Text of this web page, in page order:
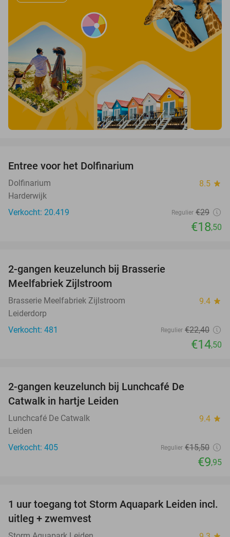
Entree voor het Dolfinarium
Dolfinarium 8.5 star
Harderwijk
Verkocht: 20.419
Regulier €29
€18,50
2-gangen keuzelunch bij Brasserie
Meelfabriek Zijlstroom
Brasserie Meelfabriek Zijlstroom 9.4 star
Leiderdorp
Verkocht: 481
Regulier €22,40
€14,50
2-gangen keuzelunch bij Lunchcafé De
Catwalk in hartje Leiden
Lunchcafé De Catwalk 9.4 star
Leiden
Verkocht: 405
Regulier €15,50
€9,95
38%
1 uur toegang tot Storm Aquapark Leiden incl.
uitleg + zwemvest